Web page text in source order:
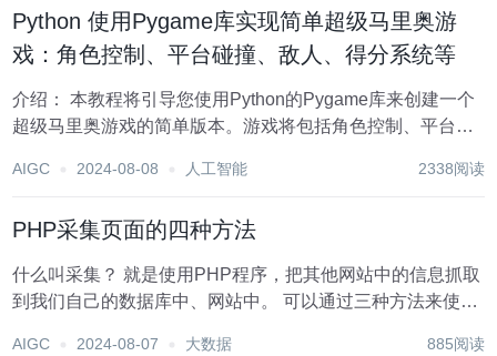
Python 使用Pygame库实现简单超级马里奥游
戏：角色控制、平台碰撞、敌人、得分系统等
介绍： 本教程将引导您使用Python的Pygame库来创建一个
超级马里奥游戏的简单版本。游戏将包括角色控制、平台碰
装Pygame库：pip install pygame。 准备游戏...
AIGC 2024-08-08 人工智能 2338阅读
PHP采集页面的四种方法
什么叫采集？ 就是使用PHP程序，把其他网站中的信息抓取
到我们自己的数据库中、网站中。 可以通过三种方法来使用
AIGC 2024-08-07 大数据 885阅读